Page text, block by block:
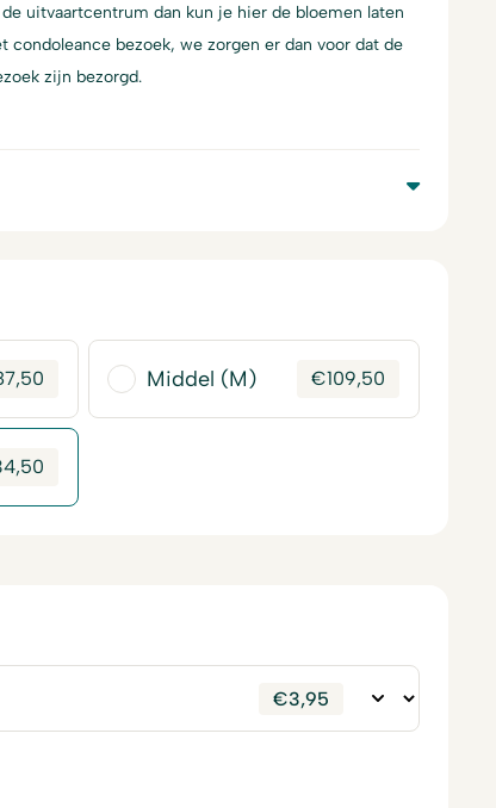
uitvaartcentrum dan kun je hier de bloemen laten
condoleance bezoek, we zorgen er dan voor dat de
zijn bezorgd.
Middel (M) €109,50
€3,95